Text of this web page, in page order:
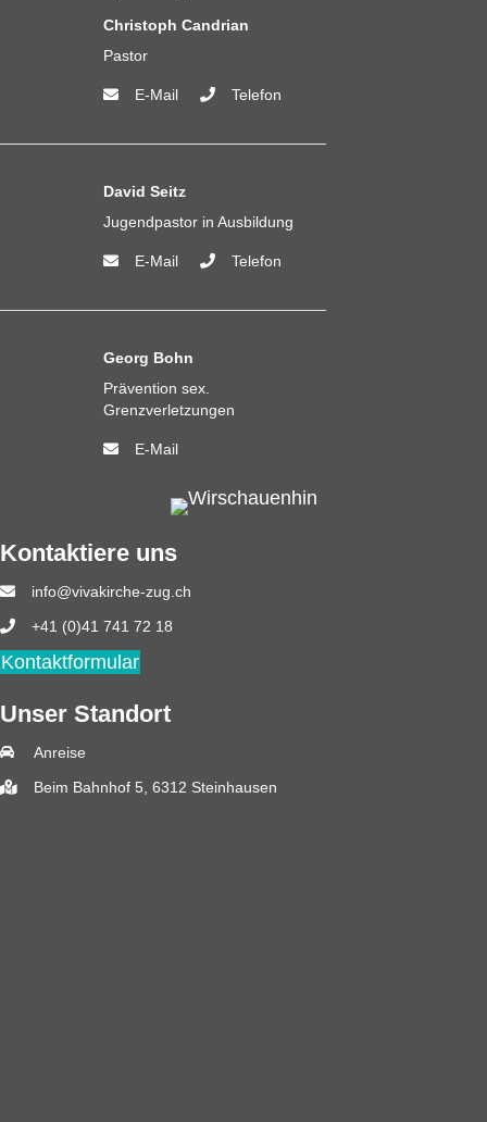
Christoph Candrian
Pastor
E-Mail Telefon
David Seitz
Jugendpastor in Ausbildung
E-Mail Telefon
Georg Bohn
Prävention sex.
Grenzverletzungen
E-Mail
Kontaktiere uns
info@vivakirche-zug.ch
+41 (0)41 741 72 18
Kontaktformular
Unser Standort
Anreise
Beim Bahnhof 5, 6312 Steinhausen